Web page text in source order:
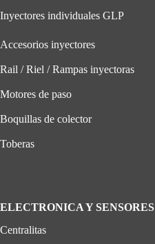
Inyectores individuales GLP
Accesorios inyectores
Rail / Riel / Rampas inyectoras
Motores de paso
Boquillas de colector
Toberas
ELECTRONICA Y SENSORES
Centralitas